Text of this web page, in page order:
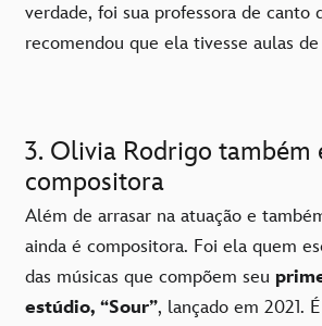
verdade, foi sua professora de canto
recomendou que ela tivesse aulas
3. Olivia Rodrigo também
compositora
Além de arrasar na atuação e
ainda é compositora. Foi ela quem
das músicas que compõem seu
estúdio, “Sour”, lançado em 2021.